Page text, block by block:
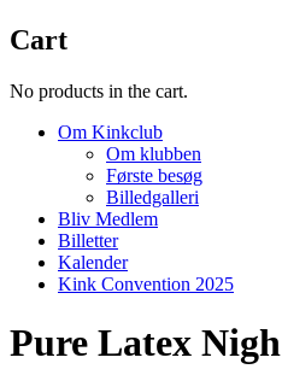
Cart
No products in the cart.
Om Kinkclub
Om klubben
Første besøg
Billedgalleri
Bliv Medlem
Billetter
Kalender
Kink Convention 2025
Pure Latex Nigh